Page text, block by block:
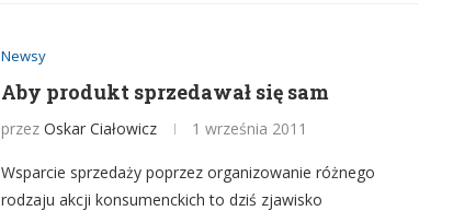
Newsy
Aby produkt sprzedawał się sam
przez Oskar Ciałowicz 1 września 2011
Wsparcie sprzedaży poprzez organizowanie różnego
rodzaju akcji konsumenckich to dziś zjawisko